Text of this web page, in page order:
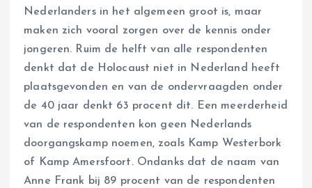
Nederlanders in het algemeen groot is, maar
maken zich vooral zorgen over de kennis onder
jongeren. Ruim de helft van alle respondenten
denkt dat de Holocaust niet in Nederland heeft
plaatsgevonden en van de ondervraagden onder
de 40 jaar denkt 63 procent dit. Een meerderheid
van de respondenten kon geen Nederlands
doorgangskamp noemen, zoals Kamp Westerbork
of Kamp Amersfoort. Ondanks dat de naam van
Anne Frank bij 89 procent van de respondenten